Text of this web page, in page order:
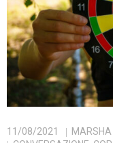
11/08/2021 MARSHA